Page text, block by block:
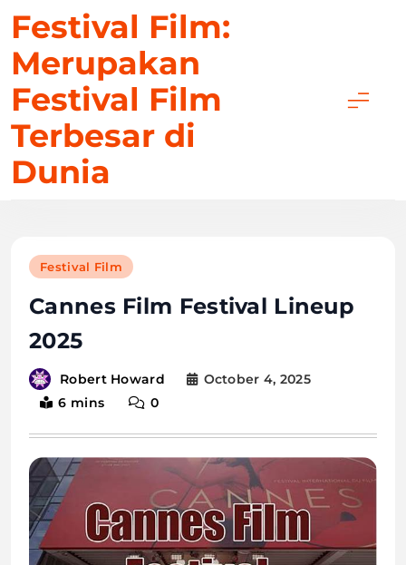
content
Festival Film:
Merupakan
Festival Film
Terbesar di
Dunia
Festival Film
Cannes Film Festival Lineup
2025
Robert Howard
October 4, 2025
6 mins
0